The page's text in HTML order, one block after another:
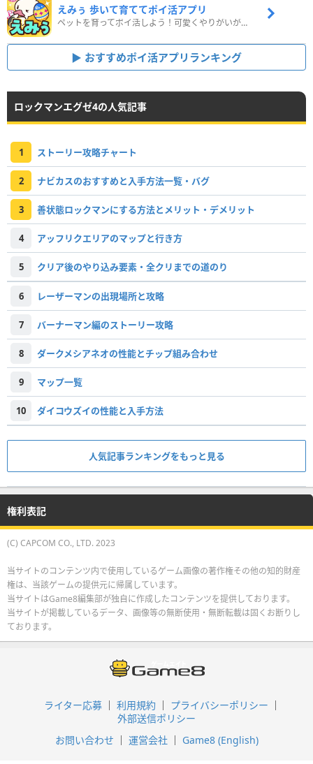
えみぅ 歩いて育ててポイ活アプリ
ペットを育ってポイ活しよう！可愛くやりがいがある新感覚アプリ
おすすめポイ活アプリランキング
ロックマンエグゼ4の人気記事
1 ストーリー攻略チャート
2 ナビカスのおすすめと入手方法一覧・バグ
3 善状態ロックマンにする方法とメリット・デメリット
4 アッフリクエリアのマップと行き方
5 クリア後のやり込み要素・全クリまでの道のり
6 レーザーマンの出現場所と攻略
7 バーナーマン編のストーリー攻略
8 ダークメシアネオの性能とチップ組み合わせ
9 マップ一覧
10 ダイコウズイの性能と入手方法
人気記事ランキングをもっと見る
権利表記
(C) CAPCOM CO., LTD. 2023
当サイトのコンテンツ内で使用しているゲーム画像の著作権その他の知的財産
権は、当該ゲームの提供元に帰属しています。
当サイトはGame8編集部が独自に作成したコンテンツを提供しております。
当サイトが掲載しているデータ、画像等の無断使用・無断転載は固くお断りし
ております。
ライター応募 利用規約
プライバシーポリシー
外部送信ポリシー
お問い合わせ
運営会社 Game8 (English)